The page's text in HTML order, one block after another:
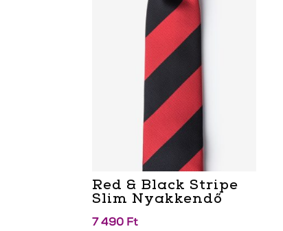
Red & Black Stripe
Slim Nyakkendő
7 490 Ft